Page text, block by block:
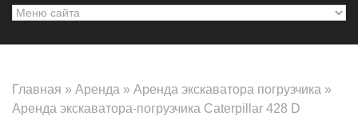
Главная » Аренда » Аренда экскаватора погрузчика »
Аренда экскаватора-погрузчика Caterpillar 428 D